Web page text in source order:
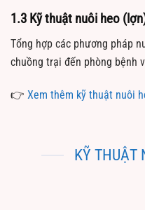
1.3 Kỹ thuật nuôi heo
Tổng hợp các phương pháp
chuồng trại đến phòng bệnh
👉 Xem thêm kỹ thuật nuôi
KỸ THUẬT